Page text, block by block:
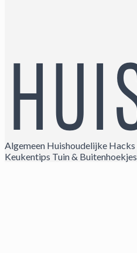
Algemeen Huishoudelijke Hacks
Keukentips Tuin & Buitenhoekjes